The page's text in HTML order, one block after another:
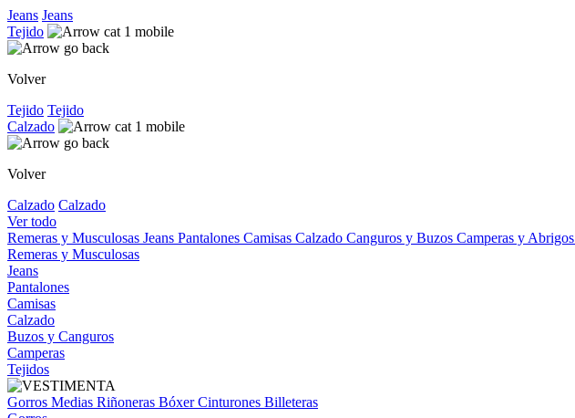
Jeans Jeans
Tejido
Volver
Tejido Tejido
Calzado
Volver
Calzado Calzado
Ver todo
Remeras y Musculosas Jeans Pantalones Camisas Calzado Canguros y Buzos Camperas y Abrigos
Remeras y Musculosas
Jeans
Pantalones
Camisas
Calzado
Buzos y Canguros
Camperas
Tejidos
Gorros Medias Riñoneras BóxerCinturones Billeteras